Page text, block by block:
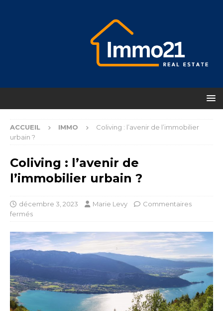
ACCUEIL IMMO
Coliving : l’avenir de l’immobilier
urbain ?
Coliving : l’avenir de
l’immobilier urbain ?
décembre 3, 2023 Marie Levy
Commentaires
fermés